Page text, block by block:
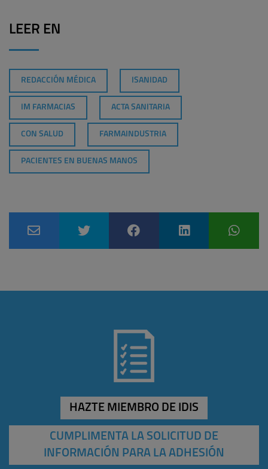
LEER EN
REDACCIÓN MÉDICA ISANIDAD
IM FARMACIAS ACTA SANITARIA
CON SALUD FARMAINDUSTRIA
PACIENTES EN BUENAS MANOS
HAZTE MIEMBRO DE IDIS
CUMPLIMENTA LA SOLICITUD DE
INFORMACIÓN PARA LA ADHESIÓN